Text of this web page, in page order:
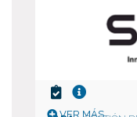
VER MÁS